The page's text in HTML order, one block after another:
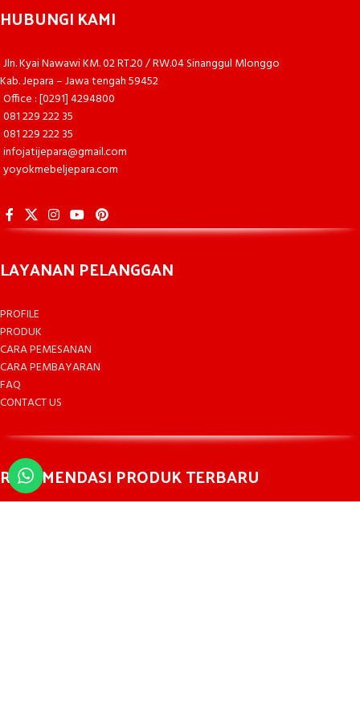
HUBUNGI KAMI
Jln. Kyai Nawawi KM. 02 RT.20 / RW.04 Sinanggul Mlonggo
Kab. Jepara – Jawa tengah 59452
Office : [0291] 4294800
081 229 222 35
081 229 222 35
infojatijepara@gmail.com
yoyokmebeljepara.com
LAYANAN PELANGGAN
PROFILE
PRODUK
CARA PEMESANAN
CARA PEMBAYARAN
FAQ
CONTACT US
REKOMENDASI PRODUK TERBARU